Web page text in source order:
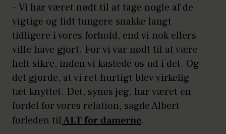
– Vi har været nødt til at tage nogle af de
vigtige og lidt tungere snakke langt
tidligere i vores forhold, end vi nok ellers
ville have gjort. For vi var nødt til at være
helt sikre, inden vi kastede os ud i det. Og
det gjorde, at vi ret hurtigt blev virkelig
tæt knyttet. Det, synes jeg, har været en
fordel for vores relation, sagde Albert
forleden tilALT for damerne.